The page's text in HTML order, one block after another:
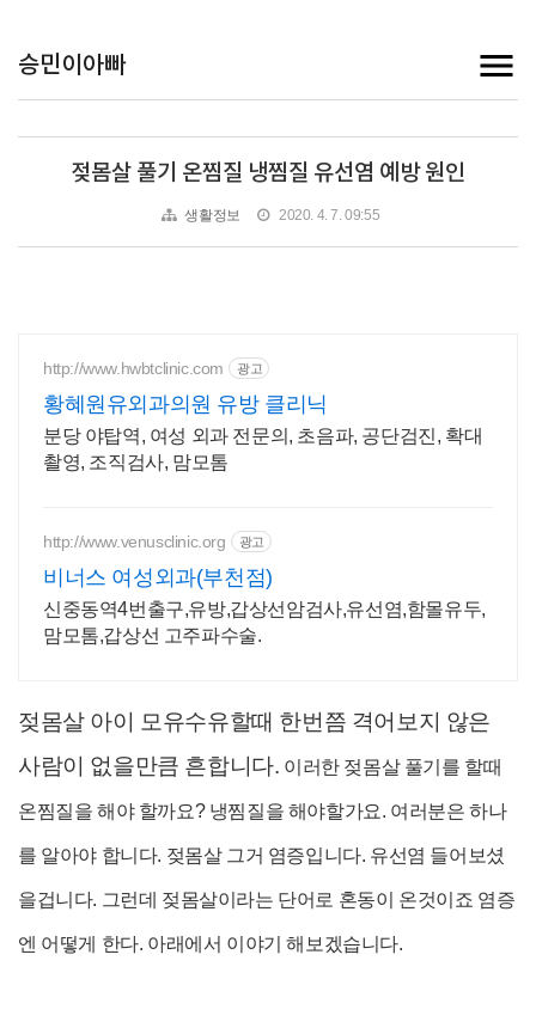
승민이아빠
젖몸살 풀기 온찜질 냉찜질 유선염 예방 원인
생활정보 2020. 4. 7. 09:55
http://www.hwbtclinic.com 광고
황혜원유외과의원 유방 클리닉
분당 야탑역, 여성 외과 전문의, 초음파, 공단검진, 확대
촬영, 조직검사, 맘모톰
http://www.venusclinic.org 광고
비너스 여성외과(부천점)
신중동역4번출구,유방,갑상선암검사,유선염,함몰유두,
맘모톰,갑상선 고주파수술.
젖몸살 아이 모유수유할때 한번쯤 격어보지 않은
사람이 없을만큼 흔합니다. 이러한 젖몸살 풀기를 할때
온찜질을 해야 할까요? 냉찜질을 해야할가요. 여러분은 하나
를 알아야 합니다. 젖몸살 그거 염증입니다. 유선염 들어보셨
을겁니다. 그런데 젖몸살이라는 단어로 혼동이 온것이죠 염증
엔 어떻게 한다. 아래에서 이야기 해보겠습니다.